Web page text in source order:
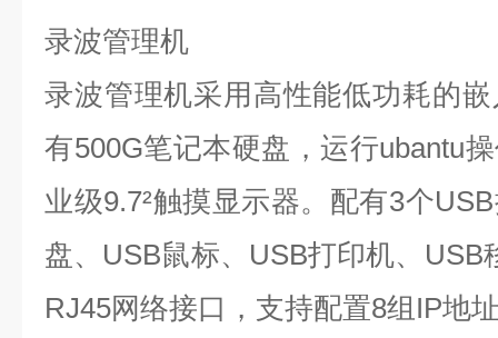
录波管理机
录波管理机采用高性能低功耗的
有500G笔记本硬盘，运行ubantu
业级9.7²触摸显示器。配有3个USB
盘、 USB鼠标、 USB打印机、 USB
RJ45网络接口，支持配置8组 IP地